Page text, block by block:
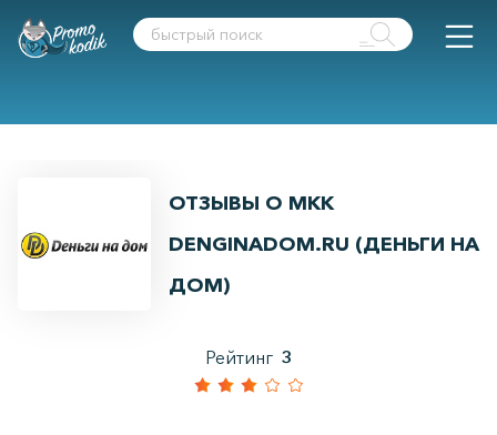
ОТЗЫВЫ О МКК
DENGINADOM.RU (ДЕНЬГИ НА
ДОМ)
Рейтинг 3